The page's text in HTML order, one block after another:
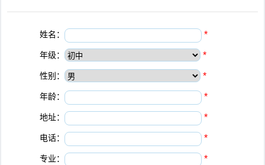
姓名： *
年级： *
性别： *
年龄： *
地址： *
电话： *
专业： *